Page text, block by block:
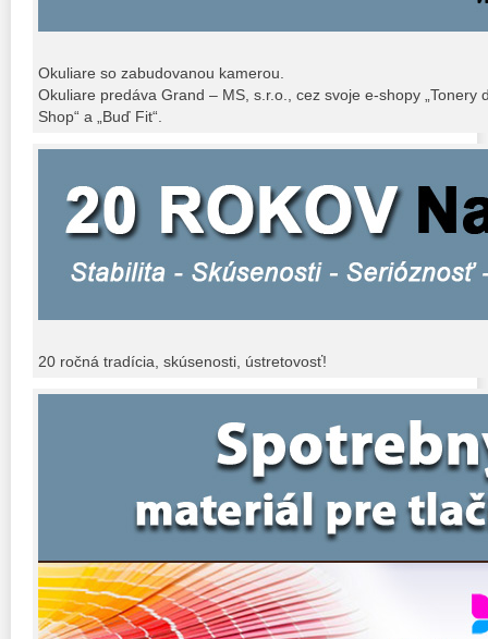
Okuliare so zabudovanou kamerou.
Okuliare predáva Grand – MS, s.r.o., cez svoje e-shopy „Tonery
Shop“ a „Buď Fit“.
20 ročná tradícia, skúsenosti, ústretovosť!